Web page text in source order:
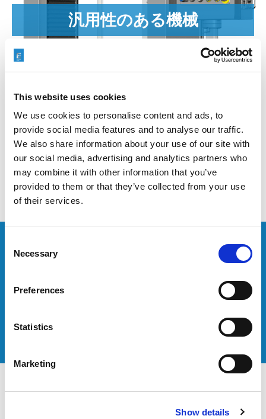
This website uses cookies
We use cookies to personalise content and ads, to
provide social media features and to analyse our traffic.
We also share information about your use of our site with
our social media, advertising and analytics partners who
may combine it with other information that you’ve
provided to them or that they’ve collected from your use
of their services.
Selection
Necessary
Preferences
Statistics
Marketing
Show details
汎用性のある機械
しかし、それだけではありません。VECTORは、航空、半導
体、医療、エネルギー、注射システムなどのさまざまな業界で使
VECTORマシンは、ディーゼルまたはガソリン噴射システム業
界でのソレノイドバルブの仕上げ用途など、大量生産を行うこと
ができます。 圧縮エアステーションとクリーニングユニットを
組み合わせた完全自動プレシークモードで、年間数百万の部品を
生産しています。
製品データシートのダウンロード